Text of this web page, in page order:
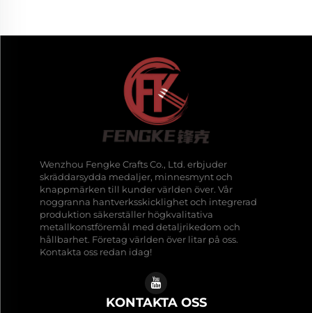
Wenzhou Fengke Crafts Co., Ltd. erbjuder
skräddarsydda medaljer, minnesmynt och
knappmärken till kunder världen över. Vår
noggranna hantverksskicklighet och integrerad
produktion säkerställer högkvalitativa
metallkonstföremål med detaljrikedom och
hållbarhet. Företag världen över litar på oss.
Kontakta oss redan idag!
KONTAKTA OSS